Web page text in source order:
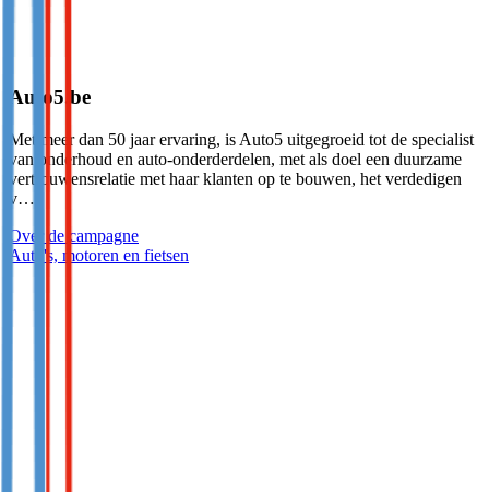
Auto5.be
Met meer dan 50 jaar ervaring, is Auto5 uitgegroeid tot de specialist
van onderhoud en auto-onderderdelen, met als doel een duurzame
vertrouwensrelatie met haar klanten op te bouwen, het verdedigen
v…
Over de campagne
Auto's, motoren en fietsen